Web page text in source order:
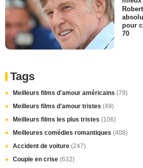
pour
70
Tags
Meilleurs films d'amour américains (79)
Meilleurs films d'amour tristes (49)
Meilleurs films les plus tristes (106)
Meilleures comédies romantiques (408)
Accident de voiture (247)
Couple en crise (632)